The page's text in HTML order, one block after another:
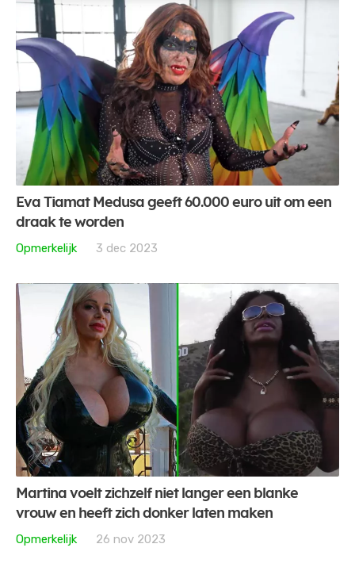
Eva Tiamat Medusa geeft 60.000 euro uit om een
draak te worden
Opmerkelijk
3 dec 2023
Martina voelt zichzelf niet langer een blanke
vrouw en heeft zich donker laten maken
Opmerkelijk
26 nov 2023